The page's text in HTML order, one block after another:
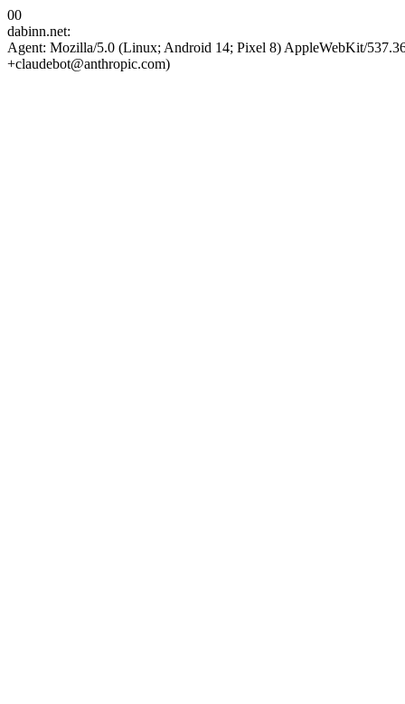
00
dabinn.net:
Agent: Mozilla/5.0 (Linux; Android 14; Pixel 8) AppleWebKit/
+claudebot@anthropic.com)